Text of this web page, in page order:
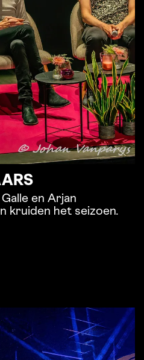
en Arjan
kruiden het seizoen.